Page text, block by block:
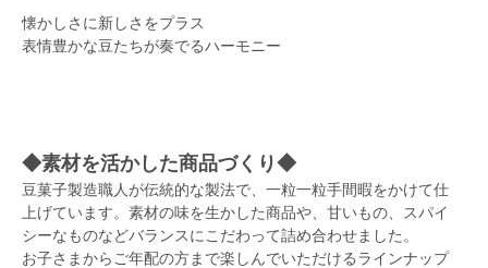
懐かしさに新しさをプラス
表情豊かな豆たちが奏でるハーモニー
◆素材を活かした商品づくり◆
豆菓子製造職人が伝統的な製法で、一粒一粒手間暇をかけて仕
上げています。素材の味を生かした商品や、甘いもの、スパイ
シーなものなどバランスにこだわって詰め合わせました。
お子さまからご年配の方まで楽しんでいただけるラインナップ